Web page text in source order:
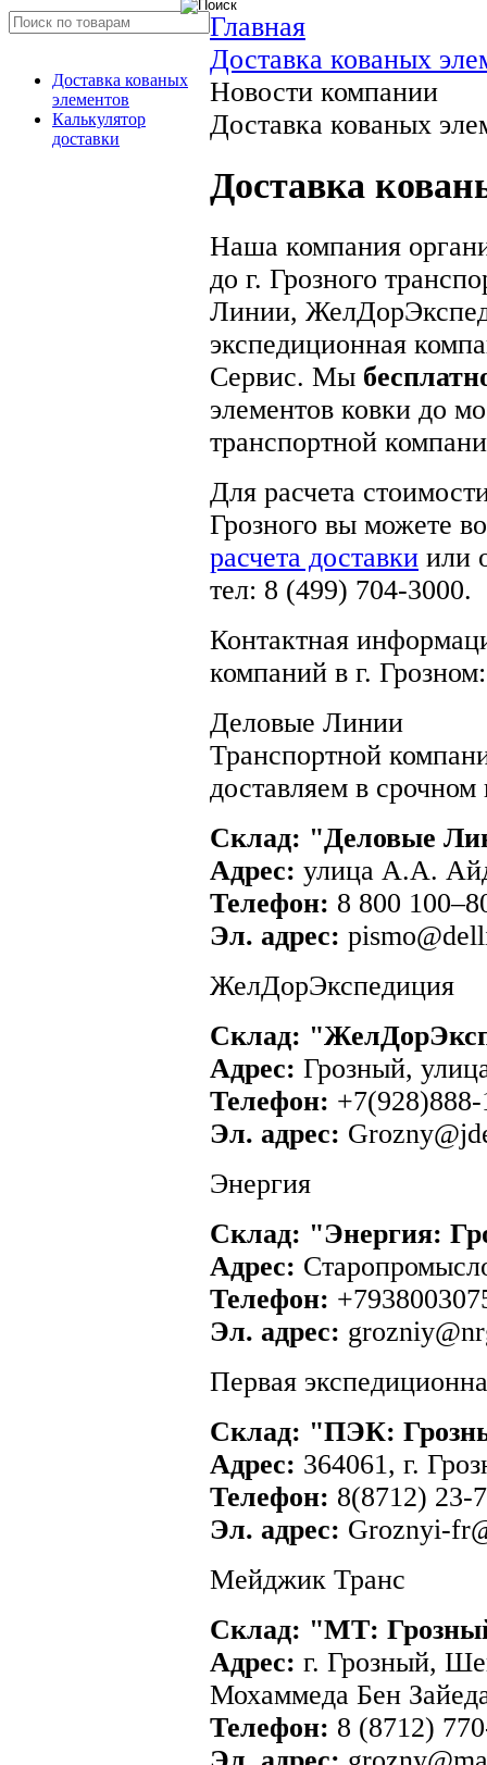
Доставка кованых
элементов
Калькулятор
доставки
Главная
Доставка кованых
Новости компании
Доставка кованых
Доставка
Наша компания
до г. Грозного
Линии,
экспедиционная
Сервис. Мы
элементов ковки до
транспортной
Для расчета
Грозного вы можете
расчета доставки или
тел: 8 (499) 704-3000.
Контактная
компаний в г. Грозном:
Деловые Линии
Транспортной
доставляем в срочном
Склад: "Деловые
Адрес: улица А.А.
Телефон: 8 800
Эл. адрес:
ЖелДорЭкспедиция
Склад:
Адрес: Грозный,
Телефон: +7(928)888-
Эл. адрес:
Энергия
Склад: "Энергия:
Адрес:
Телефон:
Эл. адрес:
Первая
Склад: "ПЭК:
Адрес: 364061, г.
Телефон: 8(8712) 23-
Эл. адрес: Groznyi-
Мейджик Транс
Склад: "МТ:
Адрес: г. Грозный,
Мохаммеда Бен
Телефон: 8 (8712)